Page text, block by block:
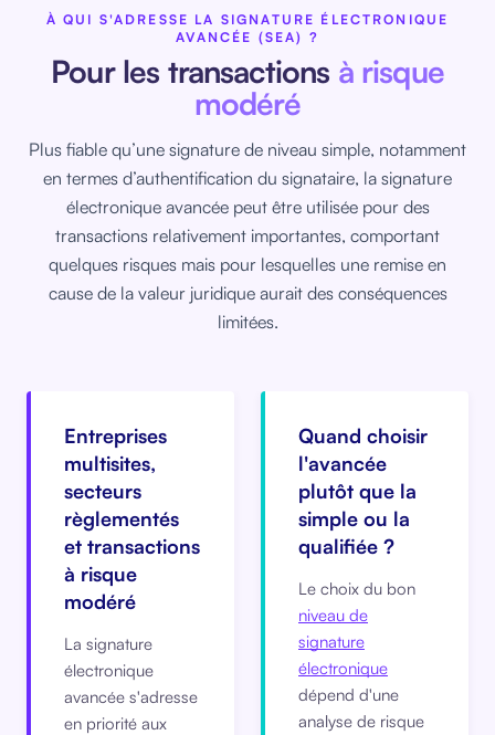
À QUI S'ADRESSE LA SIGNATURE ÉLECTRONIQUE
AVANCÉE (SEA) ?
Pour les transactions à risque
modéré
Plus fiable qu’une signature de niveau simple, notamment
en termes d’authentification du signataire, la signature
électronique avancée peut être utilisée pour des
transactions relativement importantes, comportant
quelques risques mais pour lesquelles une remise en
cause de la valeur juridique aurait des conséquences
limitées.
Entreprises
multisites,
secteurs
règlementés
et transactions
à risque
modéré
La signature
électronique
avancée s'adresse
en priorité aux
Quand choisir
l'avancée
plutôt que la
simple ou la
qualifiée ?
Le choix du bon
niveau de
signature
électronique
dépend d'une
analyse de risque